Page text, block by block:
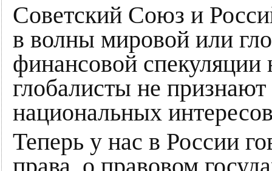
Советский Союз и
в волны мировой или
финансовой спекуляции
глобалисты не
национальных
Теперь у нас в России